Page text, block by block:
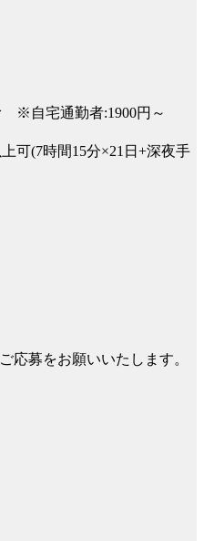
※自宅通勤者:1900円～
可(7時間15分×21日+深夜手
応募をお願いいたします。